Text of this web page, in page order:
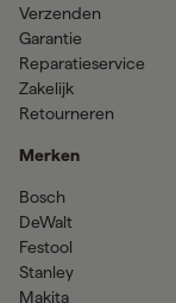
Verzenden
Garantie
Reparatieservice
Zakelijk
Retourneren
Merken
Bosch
DeWalt
Festool
Stanley
Makita